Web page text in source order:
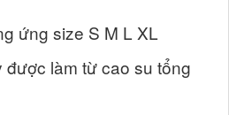
ứng size S M L XL
được làm từ cao su tổng